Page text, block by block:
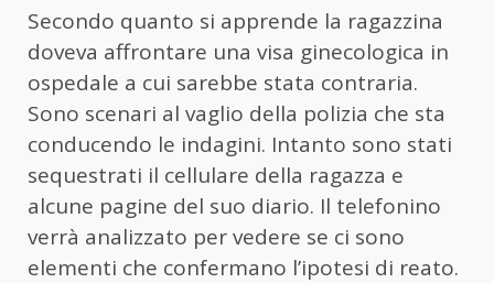
Secondo quanto si apprende la ragazzina
doveva affrontare una visa ginecologica in
ospedale a cui sarebbe stata contraria.
Sono scenari al vaglio della polizia che sta
conducendo le indagini. Intanto sono stati
sequestrati il cellulare della ragazza e
alcune pagine del suo diario. Il telefonino
verrà analizzato per vedere se ci sono
elementi che confermano l’ipotesi di reato.